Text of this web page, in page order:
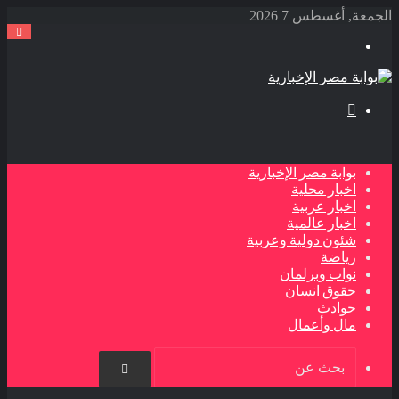
الجمعة, أغسطس 7 2026
القائمة
بوابة مصر الإخبارية
اخبار محلية
اخبار عربية
اخبار عالمية
شئون دولية وعربية
رياضة
نواب وبرلمان
حقوق انسان
حوادث
مال وأعمال